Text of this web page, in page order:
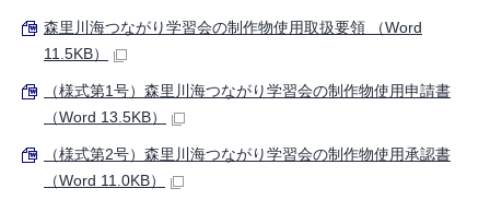
森里川海つながり学習会の制作物使用取扱要領 （Word
11.5KB）
（様式第1号）森里川海つながり学習会の制作物使用申請書
（Word 13.5KB）
（様式第2号）森里川海つながり学習会の制作物使用承認書
（Word 11.0KB）